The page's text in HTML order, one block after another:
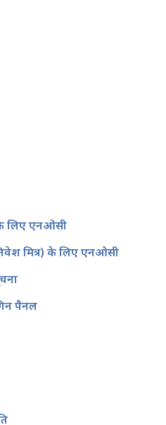
लिए एनओसी
मित्र) के लिए एनओसी
पैनल